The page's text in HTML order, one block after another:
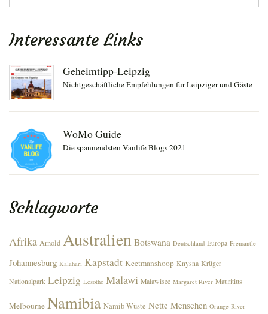
Interessante Links
Geheimtipp-Leipzig
Nichtgeschäftliche Empfehlungen für Leipziger und Gäste
WoMo Guide
Die spannendsten Vanlife Blogs 2021
Schlagworte
Afrika Arnold Australien Botswana Deutschland Europa Fremantle
Johannesburg Kalahari Kapstadt Keetmanshoop Knysna Krüger
Nationalpark Leipzig Lesotho Malawi Malawisee Margaret River Mauritius
Melbourne Namibia Namib Wüste Nette Menschen Orange-River